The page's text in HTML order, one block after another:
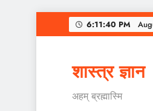
to
6:11:41 PM
शास्त्र ज्ञान
अहम् ब्रह्मास्मि